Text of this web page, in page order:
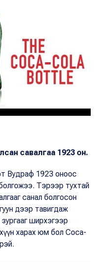
савалгаа 1923 он.
Вудраф 1923 оноос
Тэрээр тухтай
санал болгосон
дээр тавигдаж
ширхэгээр
харах юм бол Coca-